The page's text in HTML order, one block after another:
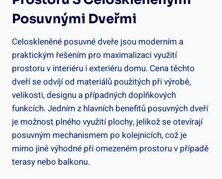
Posuvnými Dveřmi
Celoskleněné posuvné dveře jsou moderním a
praktickým řešením pro maximalizaci využití
prostoru v interiéru i exteriéru domu. Cena těchto
dveří se odvíjí od materiálů použitých při výrobě,
velikosti, designu a případných doplňkových
funkcích. Jedním z hlavních benefitů posuvných dveří
je možnost plného využití plochy, jelikož se otevírají
posuvným mechanismem po kolejnicích, což je
mimo jiné výhodné při omezeném prostoru v případě
terasy nebo balkonu.